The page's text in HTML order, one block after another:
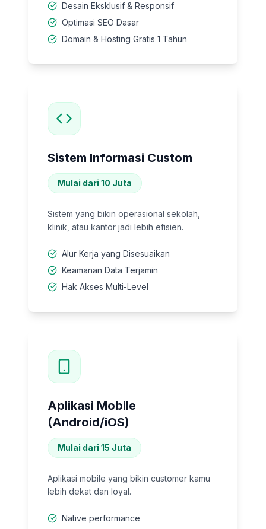
Desain Eksklusif & Responsif
Optimasi SEO Dasar
Domain & Hosting Gratis 1 Tahun
Sistem Informasi Custom
Mulai dari 10 Juta
Sistem yang bikin operasional sekolah,
klinik, atau kantor jadi lebih efisien.
Alur Kerja yang Disesuaikan
Keamanan Data Terjamin
Hak Akses Multi-Level
Aplikasi Mobile
(Android/iOS)
Mulai dari 15 Juta
Aplikasi mobile yang bikin customer kamu
lebih dekat dan loyal.
Native performance